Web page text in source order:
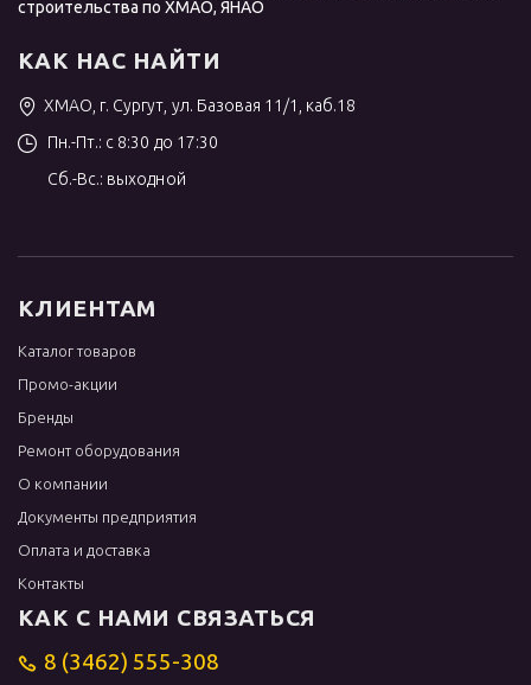
строительства по ХМАО, ЯНАО
КАК НАС НАЙТИ
ХМАО, г. Сургут, ул. Базовая 11/1, каб.18
Пн.-Пт.: с 8:30 до 17:30
Сб.-Вс.: выходной
КЛИЕНТАМ
Каталог товаров
Промо-акции
Бренды
Ремонт оборудования
О компании
Документы предприятия
Оплата и доставка
Контакты
КАК С НАМИ СВЯЗАТЬСЯ
8 (3462) 555-308